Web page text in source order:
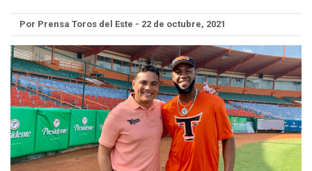
Por Prensa Toros del Este - 22 de octubre, 2021